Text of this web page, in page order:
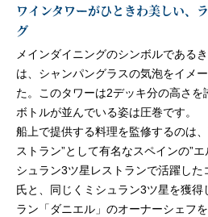
ワインタワーがひときわ美しい、
グ
メインダイニングのシンボルである
は、シャンパングラスの気泡をイメ
た。このタワーは2デッキ分の高さ
ボトルが並んでいる姿は圧巻です。
船上で提供する料理を監修するのは
ストラン”として有名なスペインの”
シュラン3ツ星レストランで活躍し
氏と、同じくミシュラン3ツ星を獲得
ラン「ダニエル」のオーナーシェフ